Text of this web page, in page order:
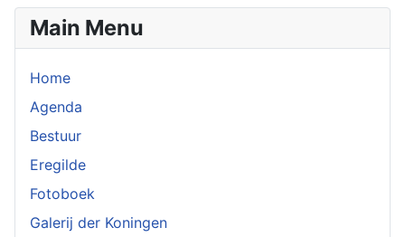
Main Menu
Home
Agenda
Bestuur
Eregilde
Fotoboek
Galerij der Koningen